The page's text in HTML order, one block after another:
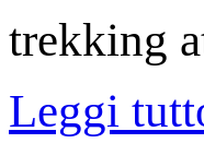
trekking
Leggi